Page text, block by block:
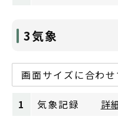
3気象
画面サイズに合わ
1 気象記録 詳